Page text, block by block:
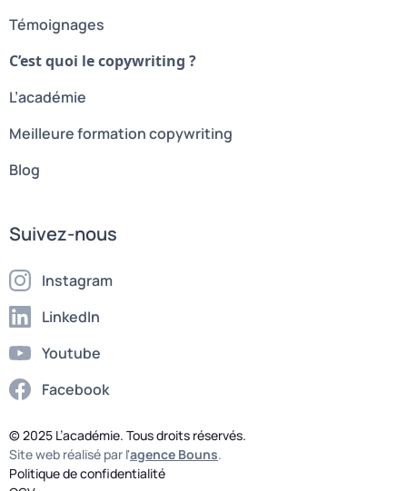
Témoignages
C’est quoi le copywriting ?
L’académie
Meilleure formation copywriting
Blog
Suivez-nous
Instagram
LinkedIn
Youtube
Facebook
© 2025 L’académie. Tous droits réservés.
Site web réalisé par l'agence Bouns.
Politique de confidentialité